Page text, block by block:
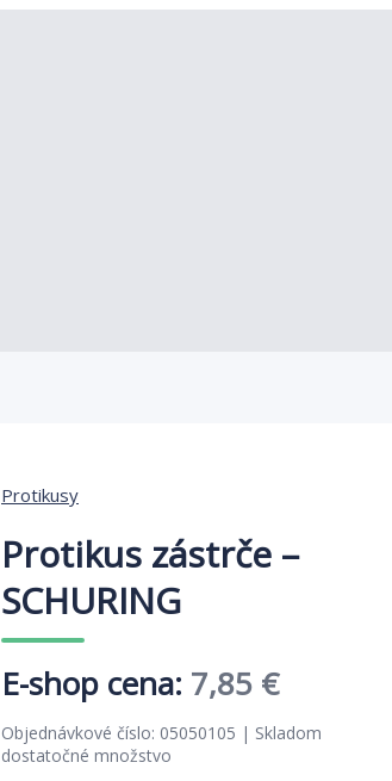
Protikusy
Protikus zástrče –
SCHURING
Pôvodná
cena
7,85 €Aktuálna
cena
Objednávkové číslo: 05050105 | Skladom
dostatočné množstvo